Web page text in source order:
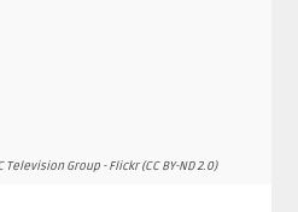
Television Group - Flickr (CC BY-ND 2.0)